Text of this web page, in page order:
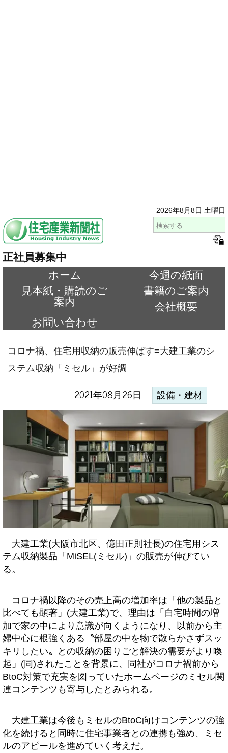
2026年8月8日 土曜日
正社員募集中
ホーム
今週の紙面
見本紙・購読のご
案内
書籍のご案内
会社概要
お問い合わせ
コロナ禍、住宅用収納の販売伸ばす=大建工業のシ
ステム収納「ミセル」が好調
2021年08月26日 設備・建材
大建工業(大阪市北区、億田正則社長)の住宅用シス
テム収納製品「MiSEL(ミセル)」の販売が伸びてい
る。
コロナ禍以降のその売上高の増加率は「他の製品と
比べても顕著」(大建工業)で、理由は「自宅時間の増
加で家の中により意識が向くようになり、以前から主
婦中心に根強くある〝部屋の中を物で散らかさずスッ
キリしたい〟との収納の困りごと解決の需要がより喚
起」(同)されたことを背景に、同社がコロナ禍前から
BtoC対策で充実を図っていたホームページのミセル関
連コンテンツも寄与したとみられる。
大建工業は今後もミセルのBtoC向けコンテンツの強
化を続けると同時に住宅事業者との連携も強め、ミセ
ルのアピールを進めていく考えだ。